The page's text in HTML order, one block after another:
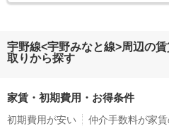
宇野線<宇野みなと線>周辺の
取りから探す
家賃・初期費用・お得条件
初期費用が安い
仲介手数料が家